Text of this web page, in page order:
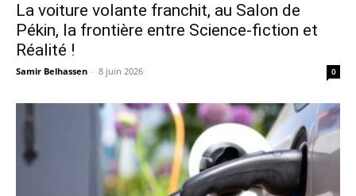
La voiture volante franchit, au Salon de
Pékin, la frontière entre Science-fiction et
Réalité !
Samir Belhassen - 8 juin 2026 0